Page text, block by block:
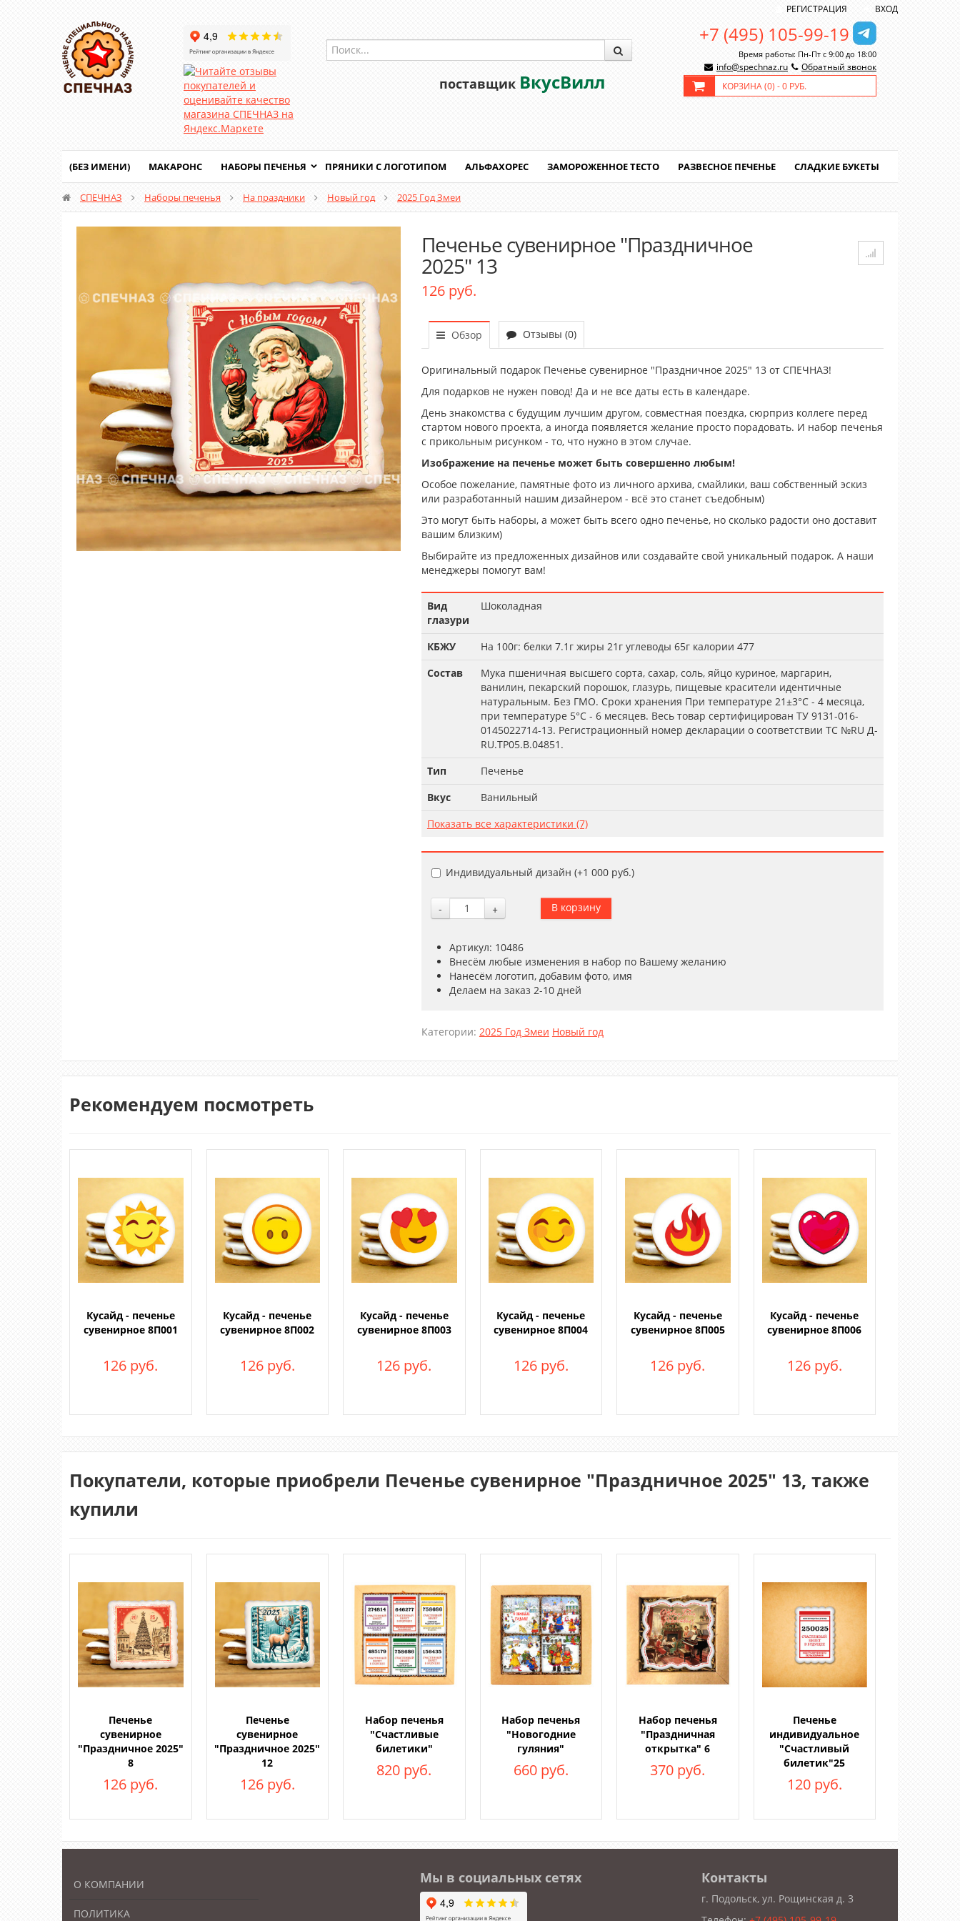
РЕГИСТРАЦИЯ ВХОД
поставщик ВкусВилл
+7 (495) 105-99-19
Время работы: Пн-Пт с 9:00 до 18:00
info@spechnaz.ru
Обратный звонок
КОРЗИНА (0) -0 РУБ.
(БЕЗ ИМЕНИ) МАКАРОНС НАБОРЫ ПЕЧЕНЬЯ ПРЯНИКИ С ЛОГОТИПОМ АЛЬФАХОРЕС ЗАМОРОЖЕННОЕ ТЕСТО РАЗВЕСНОЕ ПЕЧЕНЬЕ СЛАДКИЕ БУКЕТЫ
СПЕЧНАЗ Наборы печенья На праздники Новый год 2025 Год Змеи
Печенье сувенирное "Праздничное
2025" 13
126 руб.
Обзор Отзывы (0)
Оригинальный подарок Печенье сувенирное "Праздничное 2025" 13 от СПЕЧНАЗ!
Для подарков не нужен повод! Да и не все даты есть в календаре.
День знакомства с будущим лучшим другом, совместная поездка, сюрприз коллеге перед
стартом нового проекта, а иногда появляется желание просто порадовать. И набор печенья
с прикольным рисунком - то, что нужно в этом случае.
Изображение на печенье может быть совершенно любым!
Особое пожелание, памятные фото из личного архива, смайлики, ваш собственный эскиз
или разработанный нашим дизайнером - всё это станет съедобным)
Это могут быть наборы, а может быть всего одно печенье, но сколько радости оно доставит
вашим близким)
Выбирайте из предложенных дизайнов или создавайте свой уникальный подарок. А наши
менеджеры помогут вам!
Вид
глазури
Шоколадная
КБЖУ
На 100г: белки 7.1г жиры 21г углеводы 65г калории 477
Состав
Мука пшеничная высшего сорта, сахар, соль, яйцо куриное, маргарин,
ванилин, пекарский порошок, глазурь, пищевые красители идентичные
натуральным. Без ГМО. Сроки хранения При температуре 21±3°С - 4 месяца,
при температуре 5°С - 6 месяцев. Весь товар сертифицирован ТУ 9131-016-
0145022714-13. Регистрационный номер декларации о соответствии ТС №RU Д-
RU.TP05.B.04851.
Тип
Печенье
Вкус
Ванильный
Показать все характеристики (7)
Индивидуальный дизайн (+1 000 руб.)
- +
Артикул: 10486
Внесём любые изменения в набор по Вашему желанию
Нанесём логотип, добавим фото, имя
Делаем на заказ 2-10 дней
Категории: 2025 Год Змеи Новый год
Рекомендуем посмотреть
Кусайд - печенье
сувенирное 8П001
126 руб.
Кусайд - печенье
сувенирное 8П002
126 руб.
Кусайд - печенье
сувенирное 8П003
126 руб.
Кусайд - печенье
сувенирное 8П004
126 руб.
Кусайд - печенье
сувенирное 8П005
126 руб.
Кусайд - печенье
сувенирное 8П006
126 руб.
Покупатели, которые приобрели Печенье сувенирное "Праздничное 2025" 13, также
купили
Печенье
сувенирное
"Праздничное 2025"
8
126 руб.
Печенье
сувенирное
"Праздничное 2025"
12
126 руб.
Набор печенья
"Счастливые
билетики"
820 руб.
Набор печенья
"Новогодние
гуляния"
660 руб.
Набор печенья
"Праздничная
открытка" 6
370 руб.
Печенье
индивидуальное
"Счастливый
билетик"25
120 руб.
О КОМПАНИИ
ПОЛИТИКА
Мы в социальных сетях Контакты
г. Подольск, ул. Рощинская д. 3